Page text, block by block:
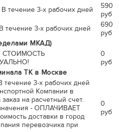
течение 3-х рабочих дней
590
руб
течение 3-х рабочих дней
690
руб
МКАД)
СТОИМОСТЬ
0
руб
ТК в Москве
течение 3-х рабочих дней
Компании в
на расчетный счет.
- ОПЛАЧИВАЕТ
доставки в город
перевозчика при
0
руб